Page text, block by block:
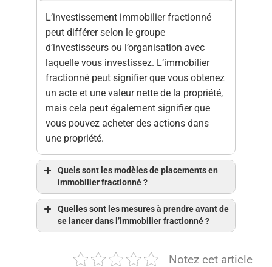
L’investissement immobilier fractionné
peut différer selon le groupe
d’investisseurs ou l’organisation avec
laquelle vous investissez. L’immobilier
fractionné peut signifier que vous obtenez
un acte et une valeur nette de la propriété,
mais cela peut également signifier que
vous pouvez acheter des actions dans
une propriété.
Quels sont les modèles de placements en
immobilier fractionné ?
Quelles sont les mesures à prendre avant de
se lancer dans l’immobilier fractionné ?
Notez cet article